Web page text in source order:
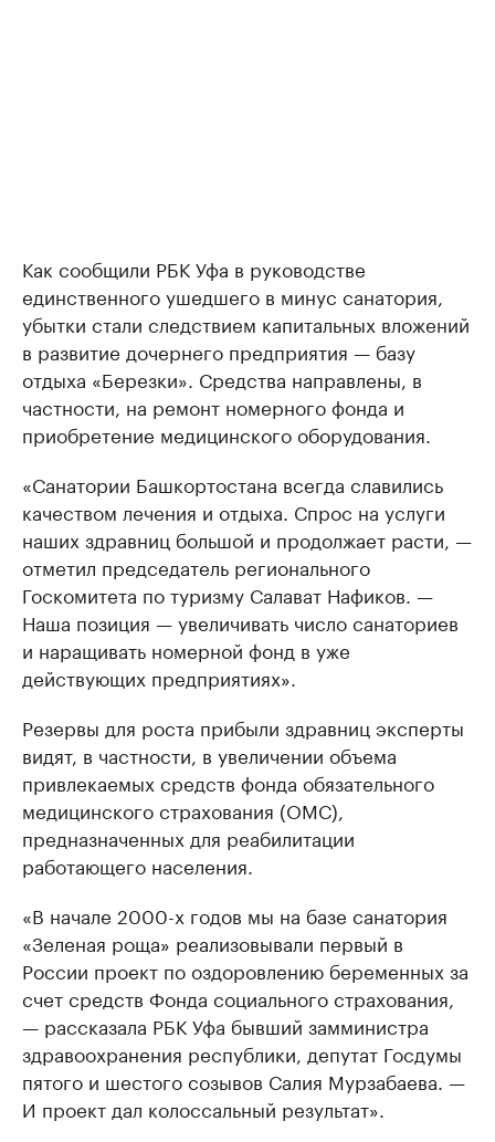
Как сообщили РБК Уфа в руководстве
единственного ушедшего в минус санатория,
убытки стали следствием капитальных вложений
в развитие дочернего предприятия — базу
отдыха «Березки». Средства направлены, в
частности, на ремонт номерного фонда и
приобретение медицинского оборудования.
«Санатории Башкортостана всегда славились
качеством лечения и отдыха. Спрос на услуги
наших здравниц большой и продолжает расти, —
отметил председатель регионального
Госкомитета по туризму Салават Нафиков. —
Наша позиция — увеличивать число санаториев
и наращивать номерной фонд в уже
действующих предприятиях».
Резервы для роста прибыли здравниц эксперты
видят, в частности, в увеличении объема
привлекаемых средств фонда обязательного
медицинского страхования (ОМС),
предназначенных для реабилитации
работающего населения.
«В начале 2000-х годов мы на базе санатория
«Зеленая роща» реализовывали первый в
России проект по оздоровлению беременных за
счет средств Фонда социального страхования,
— рассказала РБК Уфа бывший замминистра
здравоохранения республики, депутат Госдумы
пятого и шестого созывов Салия Мурзабаева. —
И проект дал колоссальный результат».